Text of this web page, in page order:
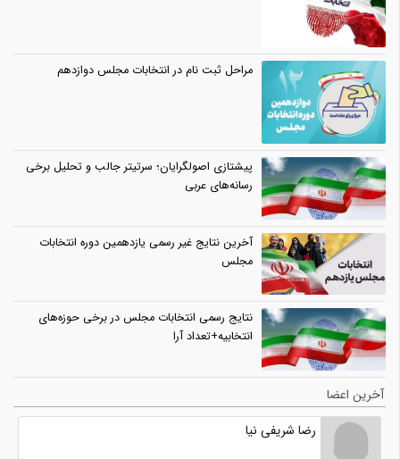
مراحل ثبت نام در انتخابات مجلس دوازدهم
پیشتازی اصولگرایان؛ سرتیتر جالب و تحلیل برخی
رسانه‌های عربی
آخرین نتایج غیر رسمی یازدهمین دوره انتخابات
مجلس
نتایج رسمی انتخابات مجلس در برخی حوزه‌های
انتخابیه+تعداد آرا
آخرین اعضا
رضا شریفی نیا